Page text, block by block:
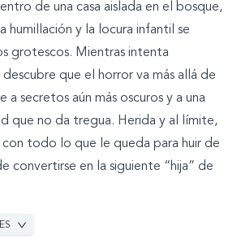
de una casa aislada en el bosque,
humillación y la locura infantil se
grotescos. Mientras intenta
descubre que el horror va más allá de
a secretos aún más oscuros y a una
que no da tregua. Herida y al límite,
con todo lo que le queda para huir de
convertirse en la siguiente “hija” de